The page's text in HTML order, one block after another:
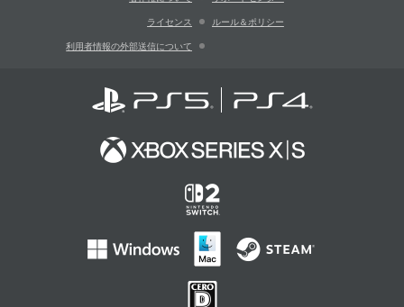
ライセンス ルール＆ポリシー
利用者情報の外部送信について